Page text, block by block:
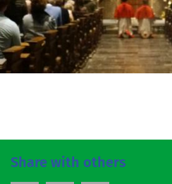
Share with others